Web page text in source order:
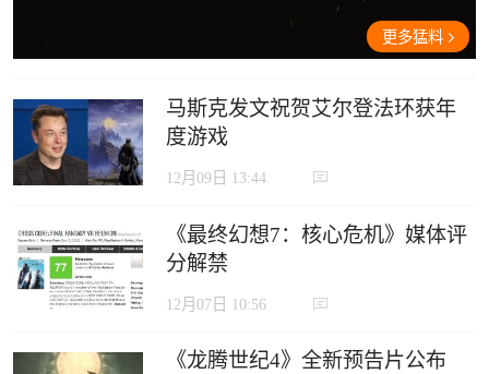
更多猛料
马斯克发文祝贺艾尔登法环获年
度游戏
12月09日 13:44
《最终幻想7：核心危机》媒体评
分解禁
12月07日 10:56
《龙腾世纪4》全新预告片公布